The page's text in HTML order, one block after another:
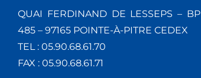
QUAI FERDINAND DE LESSEPS – BP
485 – 97165 POINTE-À-PITRE CEDEX
TEL : 05.90.68.61.70
FAX : 05.90.68.61.71